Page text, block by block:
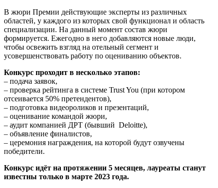
В жюри Премии действующие эксперты из различных
областей, у каждого из которых свой функционал и область
специализации. На данный момент состав жюри
формируется. Ежегодно в него добавляются новые люди,
чтобы освежить взгляд на отельный сегмент и
усовершенствовать работу по оцениванию объектов.
Конкурс проходит в несколько этапов:
– подача заявок,
– проверка рейтинга в системе Trust You (при котором
отсеивается 50% претендентов),
– подготовка видеороликов и презентаций,
– оценивание командой жюри,
– аудит компанией ДРТ (бывший Deloitte),
– объявление финалистов,
– церемония награждения, на которой будут озвучены
победители.
Конкурс идёт на протяжении 5 месяцев, лауреаты станут
известны только в марте 2023 года.